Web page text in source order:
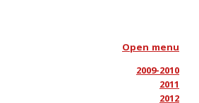
Open menu
2009-2010
2011
2012